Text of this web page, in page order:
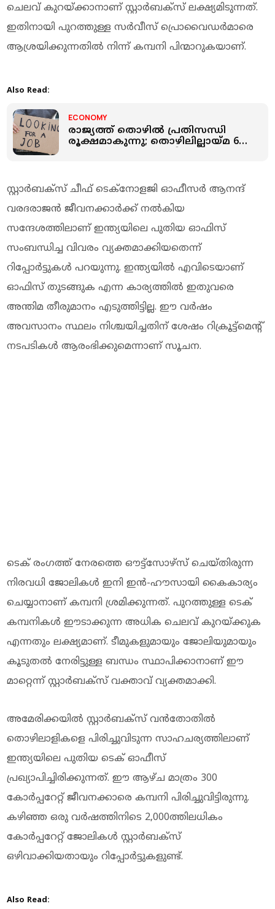
ചെലവ് കുറയ്ക്കാനാണ് സ്റ്റാര്‍ബക്‌സ് ലക്ഷ്യമിടുന്നത്.
ഇതിനായി പുറത്തുള്ള സര്‍വീസ് പ്രൊവൈഡര്‍മാരെ
ആശ്രയിക്കുന്നതില്‍ നിന്ന് കമ്പനി പിന്മാറുകയാണ്.
Also Read:
ECONOMY
രാജ്യത്ത് തൊഴില്‍ പ്രതിസന്ധി
രൂക്ഷമാകുന്നു; തൊഴിലില്ലായ്മ 6
സ്റ്റാര്‍ബക്‌സ് ചീഫ് ടെക്നോളജി ഓഫീസര്‍ ആനന്ദ്
വരദരാജന്‍ ജീവനക്കാര്‍ക്ക് നല്‍കിയ
സന്ദേശത്തിലാണ് ഇന്ത്യയിലെ പുതിയ ഓഫിസ്
സംബന്ധിച്ച വിവരം വ്യക്തമാക്കിയതെന്ന്
റിപ്പോര്‍ട്ടുകള്‍ പറയുന്നു. ഇന്ത്യയില്‍ എവിടെയാണ്
ഓഫിസ് തുടങ്ങുക എന്ന കാര്യത്തില്‍ ഇതുവരെ
അന്തിമ തീരുമാനം എടുത്തിട്ടില്ല. ഈ വര്‍ഷം
അവസാനം സ്ഥലം നിശ്ചയിച്ചതിന് ശേഷം റിക്രൂട്ട്‌മെന്റ്
നടപടികള്‍ ആരംഭിക്കുമെന്നാണ് സൂചന.
ടെക് രംഗത്ത്‌ നേരത്തെ ഔട്ട്സോഴ്സ് ചെയ്തിരുന്ന
നിരവധി ജോലികള്‍ ഇനി ഇന്‍-ഹൗസായി കൈകാര്യം
ചെയ്യാനാണ് കമ്പനി ശ്രമിക്കുന്നത്. പുറത്തുള്ള ടെക്
കമ്പനികള്‍ ഈടാക്കുന്ന അധിക ചെലവ് കുറയ്ക്കുക
എന്നതും ലക്ഷ്യമാണ്. ടീമുകളുമായും ജോലിയുമായും
കൂടുതല്‍ നേരിട്ടുള്ള ബന്ധം സ്ഥാപിക്കാനാണ് ഈ
മാറ്റെന്ന് സ്റ്റാര്‍ബക്‌സ് വക്താവ് വ്യക്തമാക്കി.
അമേരിക്കയില്‍ സ്റ്റാര്‍ബക്‌സ് വന്‍തോതില്‍
തൊഴിലാളികളെ പിരിച്ചുവിടുന്ന സാഹചര്യത്തിലാണ്
ഇന്ത്യയിലെ പുതിയ ടെക് ഓഫീസ്
പ്രഖ്യാപിച്ചിരിക്കുന്നത്. ഈ ആഴ്ച മാത്രം 300
കോര്‍പ്പറേറ്റ് ജീവനക്കാരെ കമ്പനി പിരിച്ചുവിട്ടിരുന്നു.
കഴിഞ്ഞ ഒരു വര്‍ഷത്തിനിടെ 2,000ത്തിലധികം
കോര്‍പ്പറേറ്റ് ജോലികള്‍ സ്റ്റാര്‍ബക്‌സ്
ഒഴിവാക്കിയതായും റിപ്പോര്‍ട്ടുകളുണ്ട്.
Also Read: